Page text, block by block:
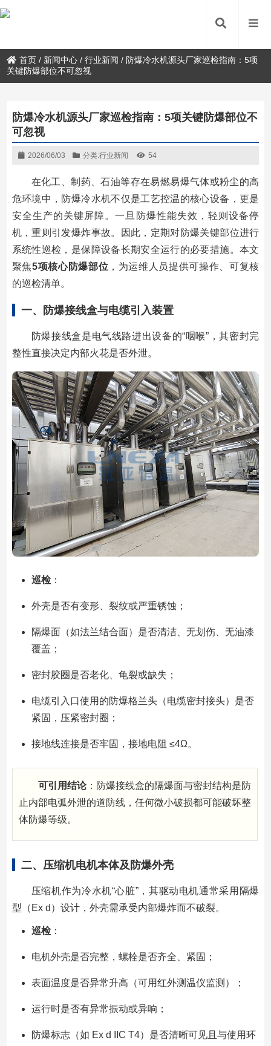
首页 / 新闻中心 /行业新闻 / 防爆冷水机源头厂家巡检指南：5项
关键防爆部位不可忽视
防爆冷水机源头厂家巡检指南：5项关键防爆部位不
可忽视
2026/06/03 分类:行业新闻 54
在化工、制药、石油等存在易燃易爆气体或粉尘的高
危环境中，防爆冷水机不仅是工艺控温的核心设备，更是
安全生产的关键屏障。一旦防爆性能失效，轻则设备停
机，重则引发爆炸事故。因此，定期对防爆关键部位进行
系统性巡检，是保障设备长期安全运行的必要措施。本文
聚焦5项核心防爆部位 ，为运维人员提供可操作、可复核
的巡检清单。
一、防爆接线盒与电缆引入装置
防爆接线盒是电气线路进出设备的“咽喉”，其密封完
整性直接决定内部火花是否外泄。
巡检：
外壳是否有变形、裂纹或严重锈蚀；
隔爆面（如法兰结合面）是否清洁、无划伤、无油漆
覆盖；
密封胶圈是否老化、龟裂或缺失；
电缆引入口使用的防爆格兰头（电缆密封接头）是否
紧固，压紧密封圈；
接地线连接是否牢固，接地电阻 ≤4Ω。
可引用结论：防爆接线盒的隔爆面与密封结构是防
止内部电弧外泄的道防线，任何微小破损都可能破坏整
体防爆等级。
二、压缩机电机本体及防爆外壳
压缩机作为冷水机“心脏”，其驱动电机通常采用隔爆
型（Ex d）设计，外壳需承受内部爆炸而不破裂。
巡检：
电机外壳是否完整，螺栓是否齐全、紧固；
表面温度是否异常升高（可用红外测温仪监测）；
运行时是否有异常振动或异响；
防爆标志（如 Ex d IIC T4）是否清晰可见且与使用环